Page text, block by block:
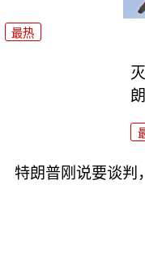
最热
特朗普刚说要谈判